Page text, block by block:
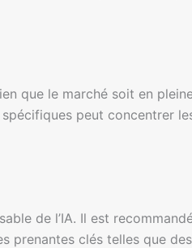
que le marché soit en
peut concentrer
de l’IA. Il est
clés telles que